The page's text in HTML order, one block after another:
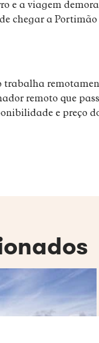
a viagem demora
chegar a
trabalha
remoto que
e preço